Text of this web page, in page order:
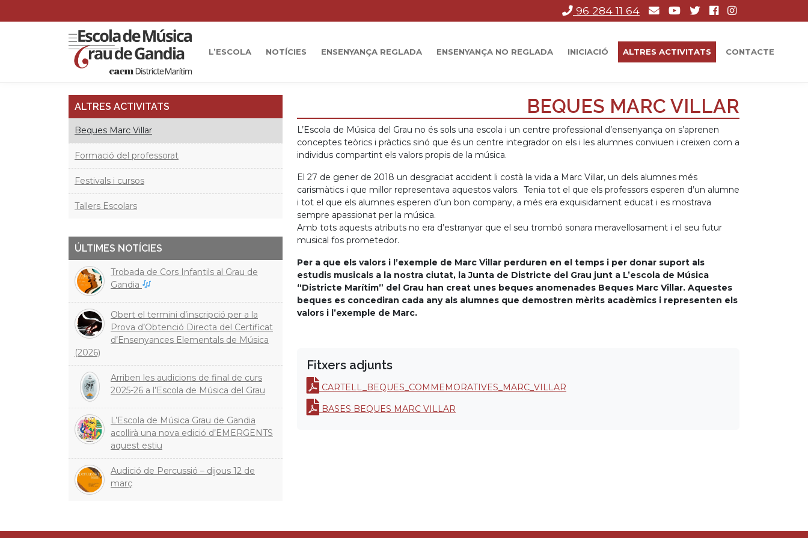
96 284 11 64
L’ESCOLA NOTÍCIES ENSENYANÇA REGLADA ENSENYANÇA NO REGLADA INICIACIÓ ALTRES ACTIVITATS CONTACTE
BEQUES MARC VILLAR
L’Escola de Música del Grau no és sols una escola i un centre professional d’ensenyança on s’aprenen
conceptes teòrics i pràctics sinó que és un centre integrador on els i les alumnes conviuen i creixen com a
individus compartint els valors propis de la música.
El 27 de gener de 2018 un desgraciat accident li costà la vida a Marc Villar, un dels alumnes més
carismàtics i que millor representava aquestos valors. Tenia tot el que els professors esperen d’un alumne
i tot el que els alumnes esperen d’un bon company, a més era exquisidament educat i es mostrava
sempre apassionat per la música.
Amb tots aquests atributs no era d’estranyar que el seu trombó sonara meravellosament i el seu futur
musical fos prometedor.
Per a que els valors i l’exemple de Marc Villar perduren en el temps i per donar suport als
estudis musicals a la nostra ciutat, la Junta de Districte del Grau junt a L’escola de Música
“Districte Marítim” del Grau han creat unes beques anomenades Beques Marc Villar. Aquestes
beques es concediran cada any als alumnes que demostren mèrits acadèmics i representen els
valors i l’exemple de Marc.
Fitxers adjunts
CARTELL_BEQUES_COMMEMORATIVES_MARC_VILLAR
BASES BEQUES MARC VILLAR
ALTRES ACTIVITATS
Beques Marc Villar
Formació del professorat
Festivals i cursos
Tallers Escolars
ÚLTIMES NOTÍCIES
Trobada de Cors Infantils al Grau de
Gandia
Obert el termini d’inscripció per a la
Prova d’Obtenció Directa del Certificat
d’Ensenyances Elementals de Música
(2026)
Arriben les audicions de final de curs
2025-26 a l’Escola de Música del Grau
L’Escola de Música Grau de Gandia
acollirà una nova edició d’EMERGENTS
aquest estiu
Audició de Percussió – dijous 12 de
març